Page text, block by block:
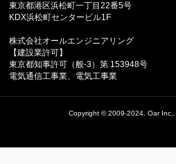
東京都港区浜松町一丁目22番5号
KDX浜松町センタービル1F
株式会社オールエンジニアリング
【建設業許可】
東京都知事許可（般-3）第 153948号
電気通信工事業、電気工事業
Copyright ©2009-2024. Oar Inc,.